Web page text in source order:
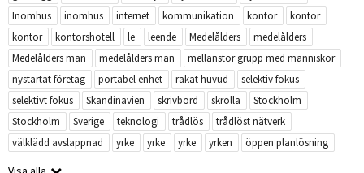
Inomhus
inomhus internet kommunikation kontor
kontor
kontor
kontorshotell le leende Medelålders
medelålders
Medelålders män
medelålders män
mellanstor grupp med människor
nystartat företag
portabel enhet rakat huvud
selektiv fokus
selektivt fokus
Skandinavien skrivbord skrolla
Stockholm
Stockholm
Sverige teknologi trådlös
trådlöst nätverk
välklädd avslappnad
yrke yrke yrke yrken öppen planlösning